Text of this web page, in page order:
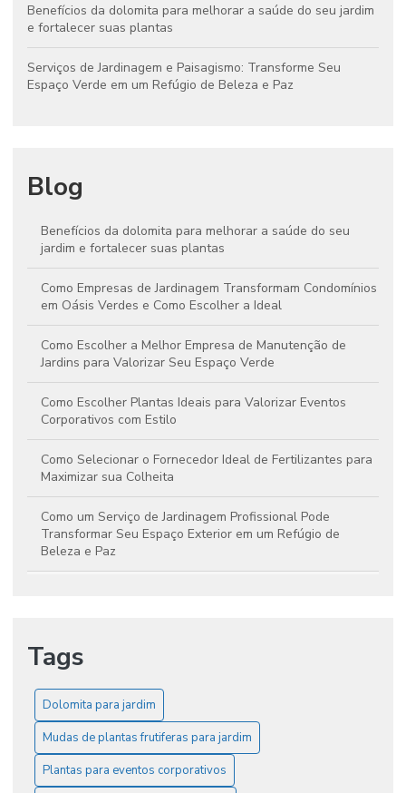
Benefícios da dolomita para melhorar a saúde do seu jardim
e fortalecer suas plantas
Serviços de Jardinagem e Paisagismo: Transforme Seu
Espaço Verde em um Refúgio de Beleza e Paz
Blog
Benefícios da dolomita para melhorar a saúde do seu
jardim e fortalecer suas plantas
Como Empresas de Jardinagem Transformam Condomínios
em Oásis Verdes e Como Escolher a Ideal
Como Escolher a Melhor Empresa de Manutenção de
Jardins para Valorizar Seu Espaço Verde
Como Escolher Plantas Ideais para Valorizar Eventos
Corporativos com Estilo
Como Selecionar o Fornecedor Ideal de Fertilizantes para
Maximizar sua Colheita
Como um Serviço de Jardinagem Profissional Pode
Transformar Seu Espaço Exterior em um Refúgio de
Beleza e Paz
Guia Essencial para Escolher e Cultivar Mudas de Plantas
Frutíferas no Jardim
Manutenção de Jardins: Dicas Essenciais para Criar
Espaços Verdes Deslumbrantes
Serviços de Jardinagem e Paisagismo: Transforme Seu
Espaço Verde em um Refúgio de Beleza e Paz
Tags
Dolomita para jardim
Mudas de plantas frutiferas para jardim
Plantas para eventos corporativos